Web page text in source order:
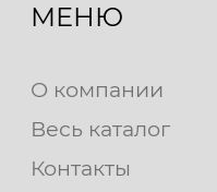
МЕНЮ
О компании
Весь каталог
Контакты